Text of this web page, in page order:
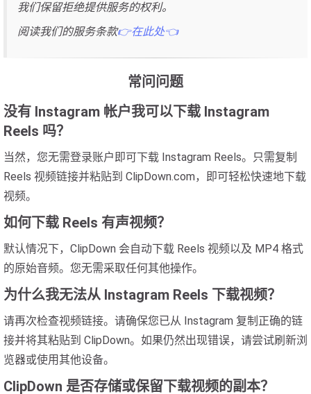
我们保留拒绝提供服务的权利。
阅读我们的服务条款👉在此处👈
常问问题
没有 Instagram 帐户我可以下载 Instagram
Reels 吗？
当然，您无需登录账户即可下载 Instagram Reels。只需复制
Reels 视频链接并粘贴到 ClipDown.com，即可轻松快速地下载
视频。
如何下载 Reels 有声视频？
默认情况下，ClipDown 会自动下载 Reels 视频以及 MP4 格式
的原始音频。您无需采取任何其他操作。
为什么我无法从 Instagram Reels 下载视频？
请再次检查视频链接。请确保您已从 Instagram 复制正确的链
接并将其粘贴到 ClipDown。如果仍然出现错误，请尝试刷新浏
览器或使用其他设备。
ClipDown 是否存储或保留下载视频的副本？